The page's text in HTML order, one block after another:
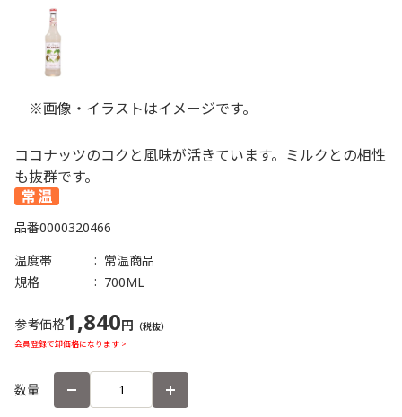
※画像・イラストはイメージです。
ココナッツのコクと風味が活きています。ミルクとの相性
も抜群です。
品番0000320466
温度帯
常温商品
規格
700ML
参考価格1,840円 （税抜）
会員登録で卸価格になります >
数量